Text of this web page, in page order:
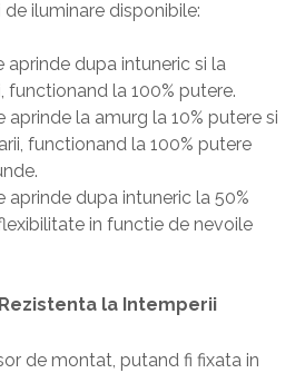
iluminare disponibile:
aprinde dupa intuneric si la
functionand la 100% putere.
aprinde la amurg la 10% putere si
functionand la 100% putere
aprinde dupa intuneric la 50%
in functie de nevoile
la Intemperii
de montat, putand fi fixata in